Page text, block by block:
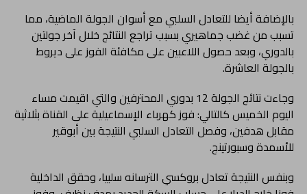
بالإضافة أيضا للتعادل السلبي مع أسوان الجولة الماضية، مما
تسبب من غضب جماهيري بسبب تراجع النتائج خلال آخر جولتين
بالدوري، وبعد حصول اللاعبين على مكافئة الفوز على ديروط
بالجولة العاشرة.
وجاءت نتائج الجولة 12 بدوري المحترفين والتي اقيمت مساء
اليوم الخميس كالتالي: فوز كهرباء الإسماعيلية على القناة بثلاثية
مقابل هدفين، وفصل التعادل السلبي النتيجة بين أبوقير
للأسمدة وسبورتينج.
وبنفس النتيجة تعادل بروكسي الترسانه سلبيا، وحقق الداخلية